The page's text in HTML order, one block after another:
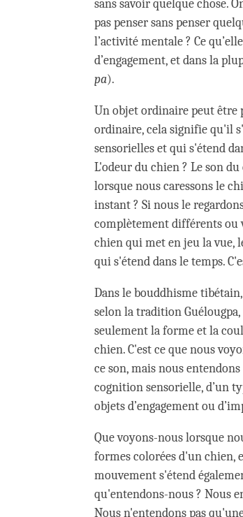
sans savoir quelque chose.
pas penser sans penser
l’activité mentale ? Ce
d’engagement, et dans la
pa).
Un objet ordinaire peut être
ordinaire, cela signifie qu'il
sensorielles et qui s'étend
L'odeur du chien ? Le son
lorsque nous caressons le
instant ? Si nous le
complètement différents ou
chien qui met en jeu la vue,
qui s'étend dans le temps.
Dans le bouddhisme
selon la tradition
seulement la forme et la
chien. C'est ce que nous
ce son, mais nous
cognition sensorielle, d’un
objets d’engagement ou
Que voyons-nous lorsque
formes colorées d'un chien,
mouvement s'étend
qu'entendons-nous ? Nous
Nous n'entendons pas